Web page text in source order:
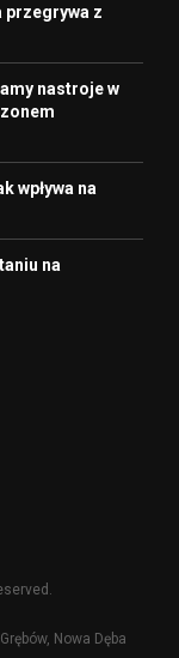
przegrywa z
nastroje w
wpływa na
na
Nowa Dęba